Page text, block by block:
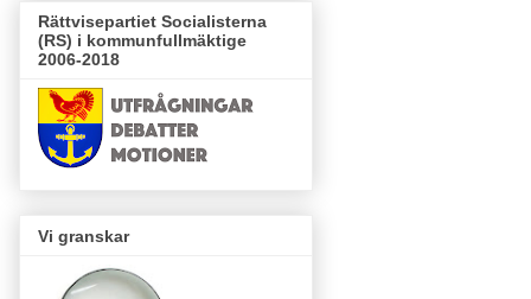
Rättvisepartiet Socialisterna
(RS) i kommunfullmäktige
2006-2018
Vi granskar